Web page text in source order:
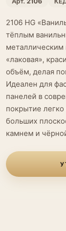
2106 HG
тёплым
металлическим
«лаковая»,
объём, делая
Идеален для
панелей в
покрытие
больших
камнем и